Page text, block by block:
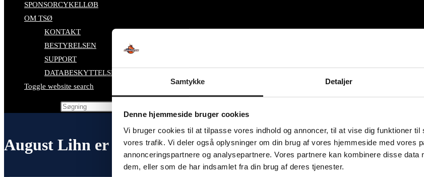
Samtykke Detaljer
Denne hjemmeside bruger cookies
Vi bruger cookies til at tilpasse vores indhold og annoncer, til at vise dig funktioner
vores trafik. Vi deler også oplysninger om din brug af vores hjemmeside med vores
annonceringspartnere og analysepartnere. Vores partnere kan kombinere disse data
dem, eller som de har indsamlet fra din brug af deres tjenester.
SPONSORCYKELLØB
OM TSØ
KONTAKT
BESTYRELSEN
SUPPORT
DATABESKYTTELSESPOLITIK
Toggle website search
August Lihn er udtaget til M21-landsholdet